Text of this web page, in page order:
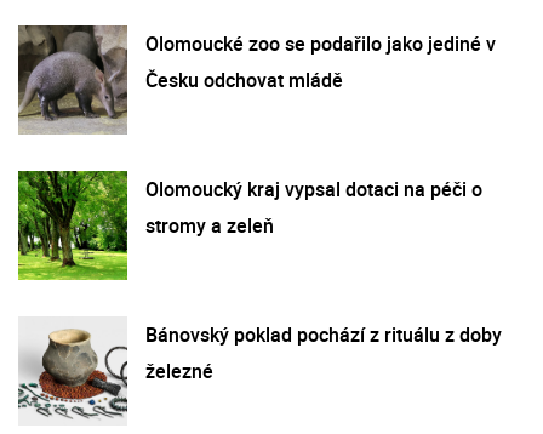
Olomoucké zoo se podařilo jako jediné v
Česku odchovat mládě
Olomoucký kraj vypsal dotaci na péči o
stromy a zeleň
Bánovský poklad pochází z rituálu z doby
železné